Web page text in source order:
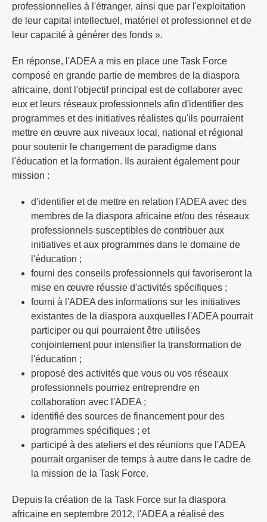
professionnelles à l'étranger, ainsi que par l'exploitation
de leur capital intellectuel, matériel et professionnel et de
leur capacité à générer des fonds ».
En réponse, l'ADEA a mis en place une Task Force
composé en grande partie de membres de la diaspora
africaine, dont l'objectif principal est de collaborer avec
eux et leurs réseaux professionnels afin d'identifier des
programmes et des initiatives réalistes qu'ils pourraient
mettre en œuvre aux niveaux local, national et régional
pour soutenir le changement de paradigme dans
l'éducation et la formation. Ils auraient également pour
mission :
d'identifier et de mettre en relation l'ADEA avec des
membres de la diaspora africaine et/ou des réseaux
professionnels susceptibles de contribuer aux
initiatives et aux programmes dans le domaine de
l'éducation ;
fourni des conseils professionnels qui favoriseront la
mise en œuvre réussie d'activités spécifiques ;
fourni à l'ADEA des informations sur les initiatives
existantes de la diaspora auxquelles l'ADEA pourrait
participer ou qui pourraient être utilisées
conjointement pour intensifier la transformation de
l'éducation ;
proposé des activités que vous ou vos réseaux
professionnels pourriez entreprendre en
collaboration avec l'ADEA ;
identifié des sources de financement pour des
programmes spécifiques ; et
participé à des ateliers et des réunions que l'ADEA
pourrait organiser de temps à autre dans le cadre de
la mission de la Task Force.
Depuis la création de la Task Force sur la diaspora
africaine en septembre 2012, l'ADEA a réalisé des